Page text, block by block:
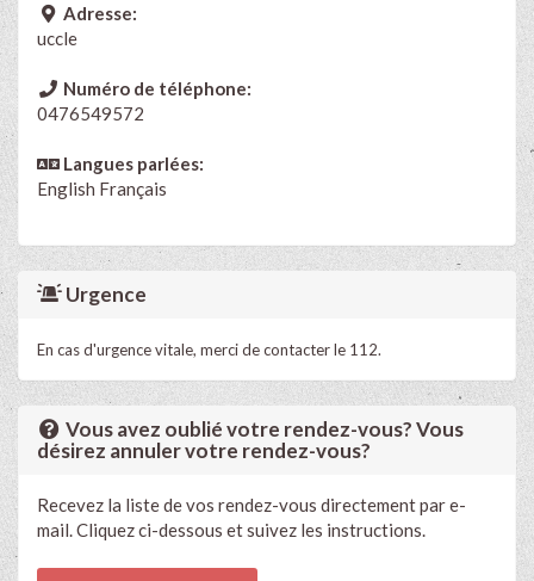
Adresse:
uccle
Numéro de téléphone:
0476549572
Langues parlées:
English Français
Urgence
En cas d'urgence vitale, merci de contacter le 112.
Vous avez oublié votre rendez-vous? Vous
désirez annuler votre rendez-vous?
Recevez la liste de vos rendez-vous directement par e-
mail. Cliquez ci-dessous et suivez les instructions.